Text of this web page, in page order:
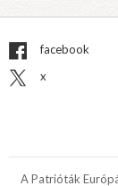
facebook
x
A Patrióták